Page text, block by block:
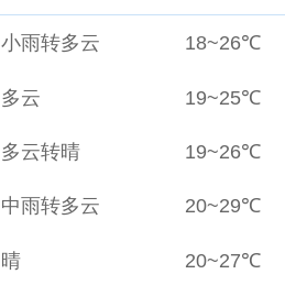
小雨转多云 18~26℃
多云 19~25℃
多云转晴 19~26℃
中雨转多云 20~29℃
晴 20~27℃